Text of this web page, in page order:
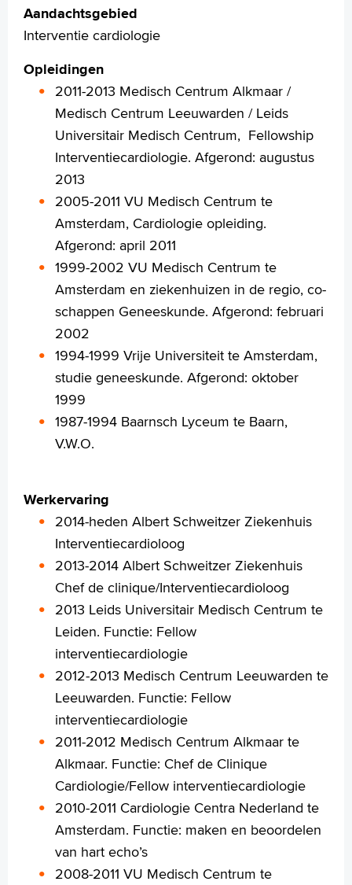
L.J.P.M. (Léon) van Woerkens
L.N. (Lisette) Mackaaij
Aandoeningen en behandeling
Onderzoeken
Werking van het hart
Cardiologie
Download onze app
Uw dossier inzien?
Wachttijden
Folders
Handige links
Praktische informatie
Specialismen
Medewerkers
Verwijzers
Wetenschappelijk onderzoek
Tekstgrootte A
Voorleesfunctie
Language
Zoeken
English
Français
Polski
Türkçe
Arabisch
Aandachtsgebied
Interventie cardiologie
Opleidingen
2011-2013 Medisch Centrum Alkmaar /
Medisch Centrum Leeuwarden / Leids
Universitair Medisch Centrum, Fellowship
Interventiecardiologie. Afgerond: augustus
2013
2005-2011 VU Medisch Centrum te
Amsterdam, Cardiologie opleiding.
Afgerond: april 2011
1999-2002 VU Medisch Centrum te
Amsterdam en ziekenhuizen in de regio, co-
schappen Geneeskunde. Afgerond: februari
2002
1994-1999 Vrije Universiteit te Amsterdam,
studie geneeskunde. Afgerond: oktober
1999
1987-1994 Baarnsch Lyceum te Baarn,
V.W.O.
Werkervaring
2014-heden Albert Schweitzer Ziekenhuis
Interventiecardioloog
2013-2014 Albert Schweitzer Ziekenhuis
Chef de clinique/Interventiecardioloog
2013 Leids Universitair Medisch Centrum te
Leiden. Functie: Fellow
interventiecardiologie
2012-2013 Medisch Centrum Leeuwarden te
Leeuwarden. Functie: Fellow
interventiecardiologie
2011-2012 Medisch Centrum Alkmaar te
Alkmaar. Functie: Chef de Clinique
Cardiologie/Fellow interventiecardiologie
2010-2011 Cardiologie Centra Nederland te
Amsterdam. Functie: maken en beoordelen
van hart echo’s
2008-2011 VU Medisch Centrum te